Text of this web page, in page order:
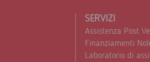
SERVIZI
Assistenza Post
Finanziamenti
Laboratorio di